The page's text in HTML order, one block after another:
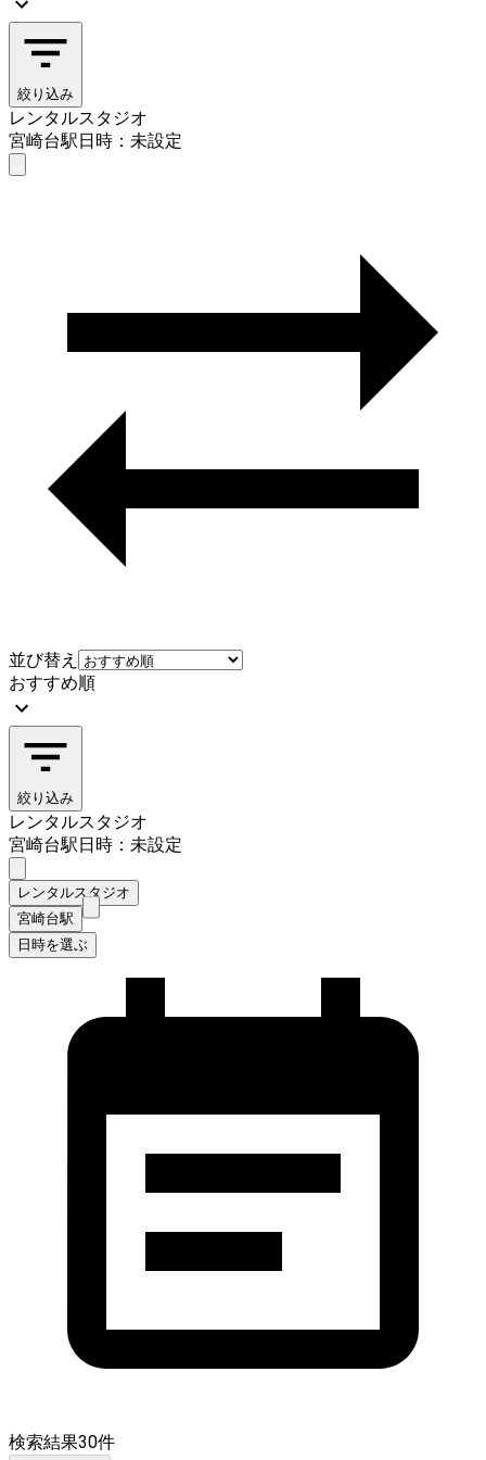
絞り込み
レンタルスタジオ
宮崎台駅日時：未設定
並び替え
おすすめ順
絞り込み
レンタルスタジオ
宮崎台駅日時：未設定
レンタルスタジオ
宮崎台駅
日時を選ぶ
検索結果30件